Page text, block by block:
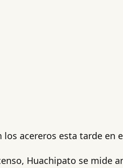
acereros esta tarde en
Huachipato se mide